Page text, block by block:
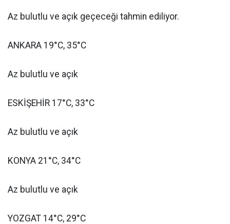
Az bulutlu ve açık geçeceği tahmin ediliyor.
ANKARA 19°C, 35°C
Az bulutlu ve açık
ESKİŞEHİR 17°C, 33°C
Az bulutlu ve açık
KONYA 21°C, 34°C
Az bulutlu ve açık
YOZGAT 14°C, 29°C